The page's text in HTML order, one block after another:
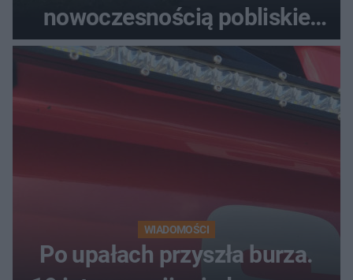
nowoczesnością pobliskie
miasta. Prąd, telefon i
luksusowa auta
WIADOMOŚCI
Po upałach przyszła burza.